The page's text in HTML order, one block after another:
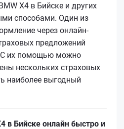
X4 в Бийске и других
способами. Один из
через онлайн-
предложений
С их помощью можно
нескольких страховых
наиболее выгодный
в Бийске онлайн быстро и